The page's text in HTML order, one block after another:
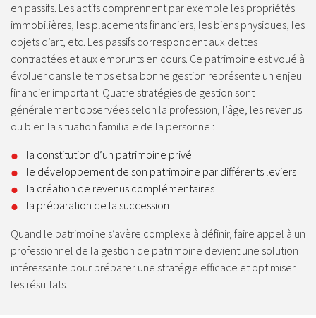
en passifs. Les actifs comprennent par exemple les propriétés
immobilières, les placements financiers, les biens physiques, les
objets d’art, etc. Les passifs correspondent aux dettes
contractées et aux emprunts en cours. Ce patrimoine est voué à
évoluer dans le temps et sa bonne gestion représente un enjeu
financier important. Quatre stratégies de gestion sont
généralement observées selon la profession, l’âge, les revenus
ou bien la situation familiale de la personne :
la constitution d’un patrimoine privé
le développement de son patrimoine par différents leviers
la création de revenus complémentaires
la préparation de la succession
Quand le patrimoine s’avère complexe à définir, faire appel à un
professionnel de la gestion de patrimoine devient une solution
intéressante pour préparer une stratégie efficace et optimiser
les résultats.